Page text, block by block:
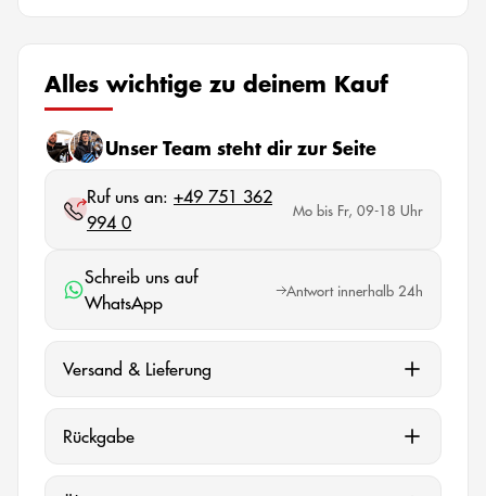
Alles wichtige zu deinem Kauf
Unser Team steht dir zur Seite
Ruf uns an: +49 751 362
994 0
Mo bis Fr, 09-18 Uhr
Schreib uns auf
WhatsApp
Antwort innerhalb 24h
Versand & Lieferung
Rückgabe